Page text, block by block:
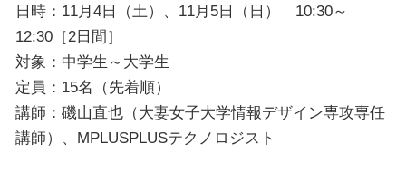
日時：11月4日（土）、11月5日（日） 10:30～
12:30［2日間］
対象：中学生～大学生
定員：15名（先着順）
講師：磯山直也（大妻女子大学情報デザイン専攻専任
講師）、MPLUSPLUSテクノロジスト